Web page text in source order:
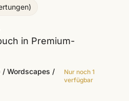
)
in Premium-
/ Wordscapes /
Nur noch 1
verfügbar